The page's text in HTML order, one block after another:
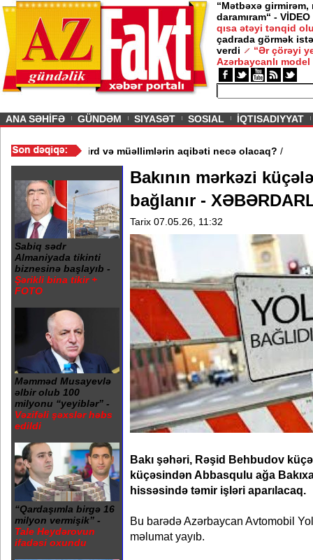
“Mətbəxə girmirəm,
daramıram“ - VİDEO
qısa ətəyi tənqid
çadrada görmək
verdi
“Ər çörəyi
Azərbaycanlı model
ANA SƏHİFƏ GÜNDƏM SIYASƏT SOSIAL İQTISADIYYAT
3 məktəb bağlandı - Şagird və müəllimlərin aqibəti necə
Sabiq sədr
Almaniyada tikinti
biznesinə başlayıb -
Şərikli bina tikir +
FOTO
Məmməd Musayevlə
əlbir olub 100
milyonu “yeyiblər” -
Vəzifəli şəxslər həbs
edildi
“Qardaşımla birgə 16
milyon vermişik” -
Tale Heydərovun
ifadəsi oxundu
Bakının mərkəzi
bağlanır -
Tarix 07.05.26, 11:32
Bakı şəhəri, Rəşid Behbudov
küçəsindən Abbasqulu ağa
hissəsində təmir işləri aparılacaq.
Bu barədə Azərbaycan Avtomobil
məlumat yayıb.